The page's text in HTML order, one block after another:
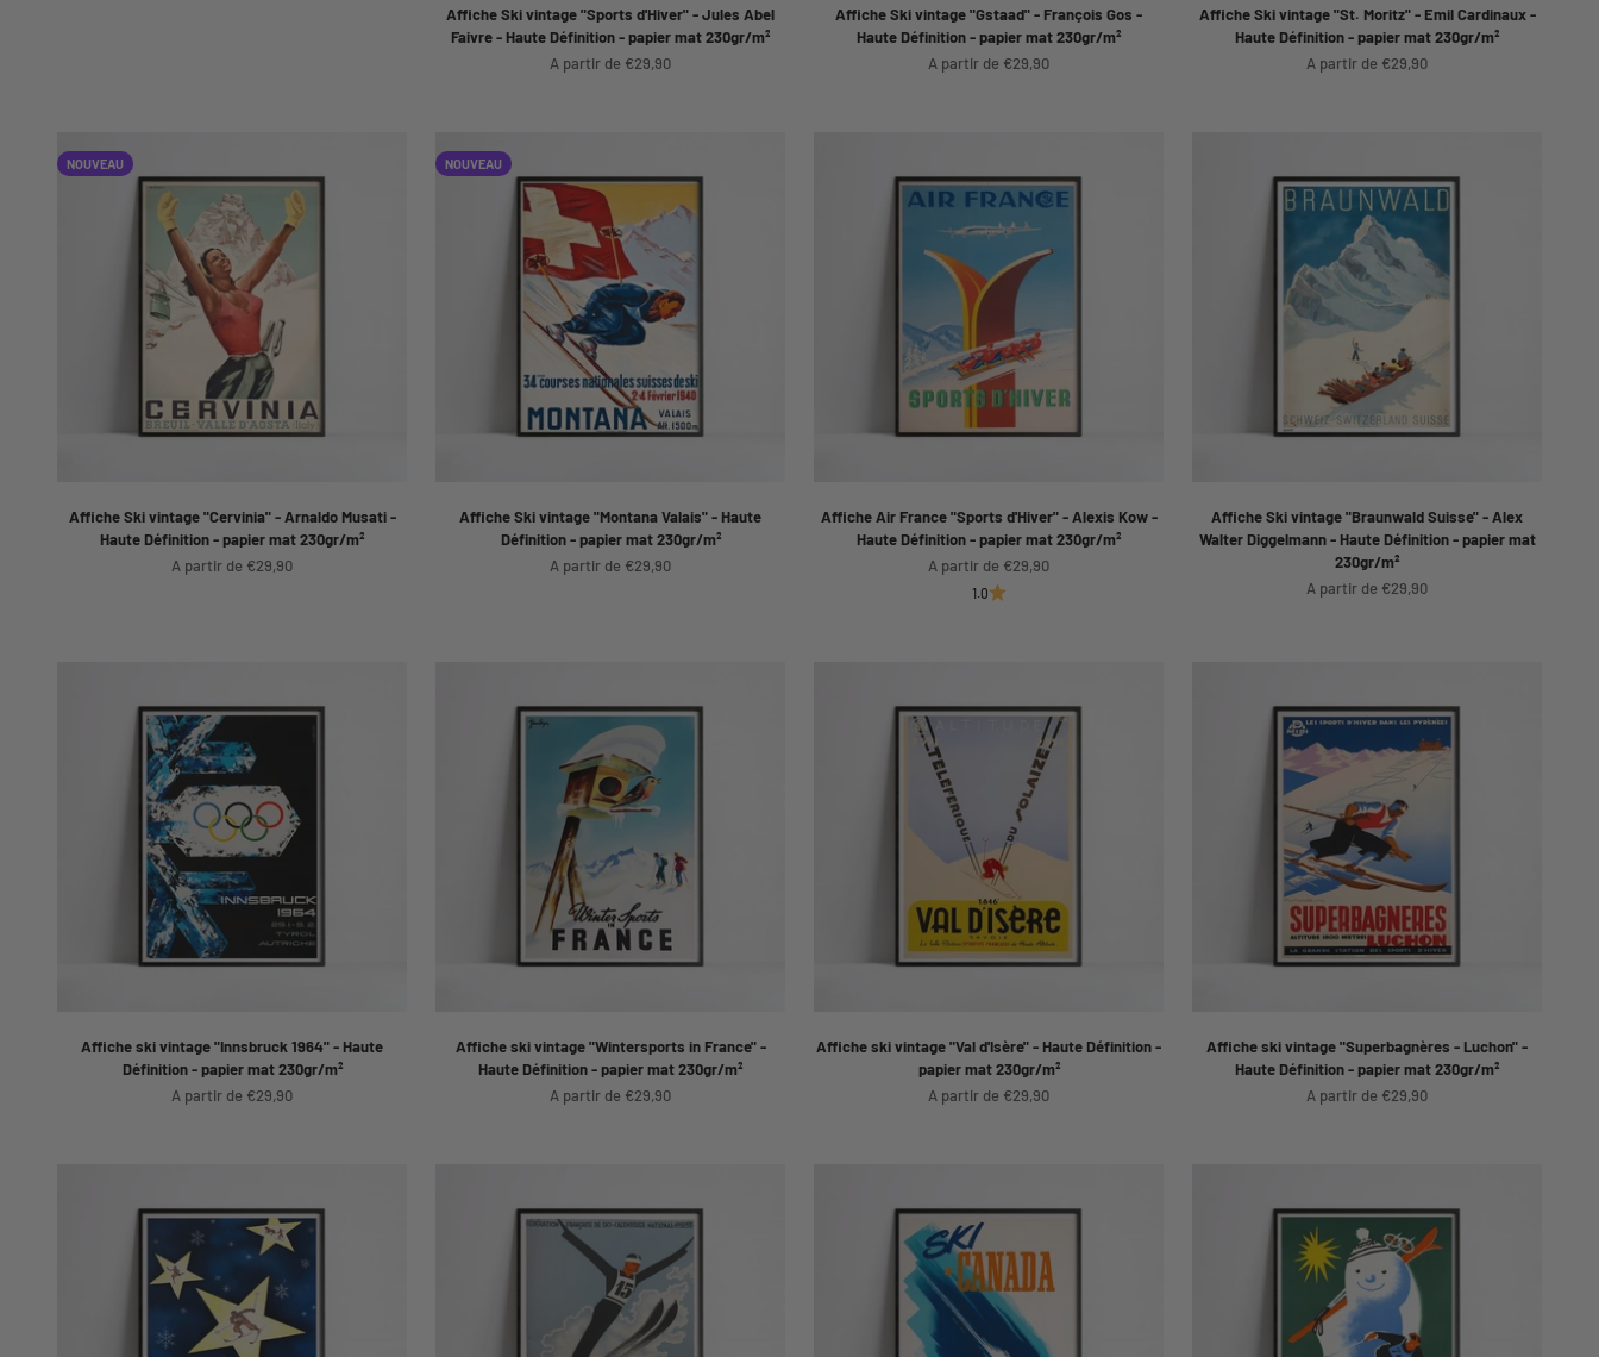
Affiche Ski vintage "Sports d'Hiver" - Jules Abel
Faivre - Haute Définition - papier mat 230gr/m²
Prix de vente
A partir de €29,90
Affiche Ski vintage "Gstaad" - François Gos -
Haute Définition - papier mat 230gr/m²
Prix de vente
A partir de €29,90
Affiche Ski vintage "St. Moritz" - Emil Cardinaux -
Haute Définition - papier mat 230gr/m²
Prix de vente
A partir de €29,90
NOUVEAU
Affiche Ski vintage "Cervinia" - Arnaldo Musati -
Haute Définition - papier mat 230gr/m²
Prix de vente
A partir de €29,90
NOUVEAU
Affiche Ski vintage "Montana Valais" - Haute
Définition - papier mat 230gr/m²
Prix de vente
A partir de €29,90
Affiche Air France "Sports d'Hiver" - Alexis Kow -
Haute Définition - papier mat 230gr/m²
Prix de vente
A partir de €29,90
1.0
Affiche Ski vintage "Braunwald Suisse" - Alex
Walter Diggelmann - Haute Définition - papier mat
230gr/m²
Prix de vente
A partir de €29,90
Affiche ski vintage "Innsbruck 1964" - Haute
Définition - papier mat 230gr/m²
Prix de vente
A partir de €29,90
Affiche ski vintage "Wintersports in France" -
Haute Définition - papier mat 230gr/m²
Prix de vente
A partir de €29,90
Affiche ski vintage "Val d'Isère" - Haute Définition -
papier mat 230gr/m²
Prix de vente
A partir de €29,90
Affiche ski vintage "Superbagnères - Luchon" -
Haute Définition - papier mat 230gr/m²
Prix de vente
A partir de €29,90